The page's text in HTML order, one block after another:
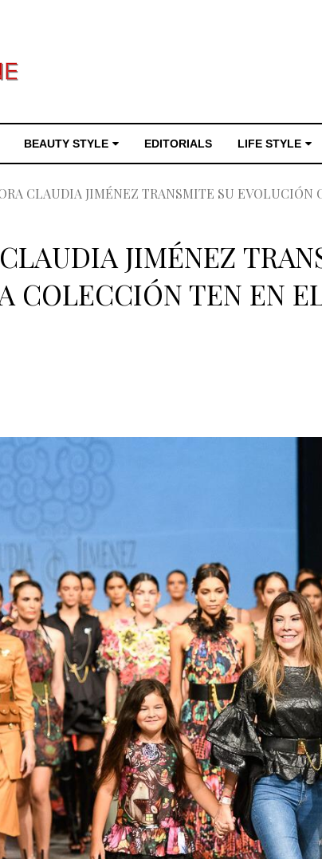
BEAUTY STYLE EDITORIALS LIFE STYLE
CLAUDIA JIMÉNEZ TRANSMITE SU
JIMÉNEZ
COLECCIÓN TEN EN